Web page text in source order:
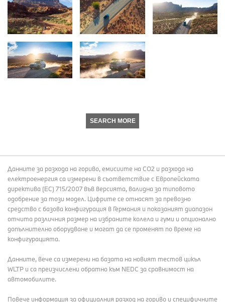
SEARCH MORE
Данните за разхода на гориво, емисиите на СО2 и разхода на
електроенергия са измерени в съответствие с Европейската
директива (EC) 715/2007 във версията, валидна за типовото
одобрение за този модел. Цифрите се отнасят за превозно
средство с базова конфигурация в Германия и показаният диапазон
отчита различния размер на избраните колела и гуми и опционално
допълнително оборудване и могат да се променят по време на
конфигурацията.
Данните, вече са измерени на базата на новият тестов цикъл
WLTP и са преизчислени обратно към NEDC за сравнимост на
автомобилите.
Повече информация за официалния разход на гориво и специфичните